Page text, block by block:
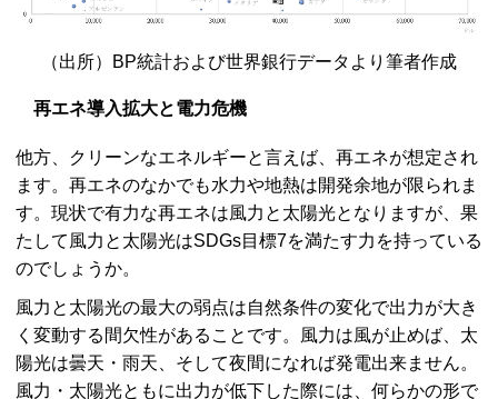
（出所）BP統計および世界銀行データより筆者作成
再エネ導入拡大と電力危機
他方、クリーンなエネルギーと言えば、再エネが想定され
ます。再エネのなかでも水力や地熱は開発余地が限られま
す。現状で有力な再エネは風力と太陽光となりますが、果
たして風力と太陽光はSDGs目標7を満たす力を持っている
のでしょうか。
風力と太陽光の最大の弱点は自然条件の変化で出力が大き
く変動する間欠性があることです。風力は風が止めば、太
陽光は曇天・雨天、そして夜間になれば発電出来ません。
風力・太陽光ともに出力が低下した際には、何らかの形で